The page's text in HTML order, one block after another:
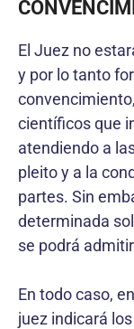
El Juez no
y por lo tanto
científicos que
atendiendo a
pleito y a la
partes. Sin
determinada
se podrá
En todo caso,
juez indicará